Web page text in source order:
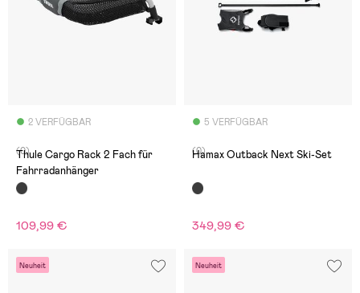
2 VERFÜGBAR
(0)
Thule Cargo Rack 2 Fach für
Fahrradanhänger
109,99 €
5 VERFÜGBAR
(0)
Hamax Outback Next Ski-Set
349,99 €
Neuheit Neuheit